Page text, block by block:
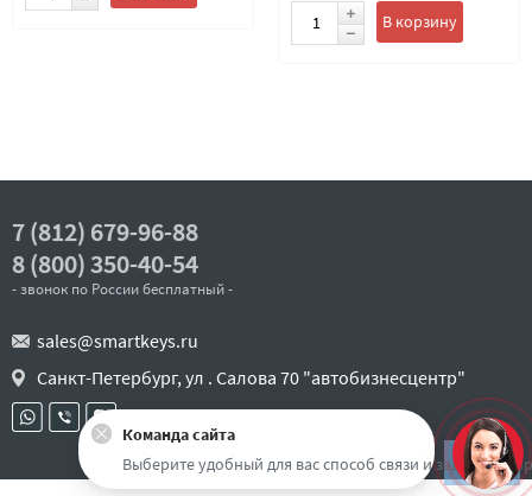
В корзину
7 (812) 679-96-88
8 (800) 350-40-54
- звонок по России бесплатный -
sales@smartkeys.ru
Санкт-Петербург, ул . Салова 70 "автобизнесцентр"
Наверх
Команда сайта
Выберите удобный для вас способ связи и задайте